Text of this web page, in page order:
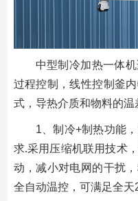
中型制冷加热一体
过程控制，线性控制釜
式，导热介质和物料的温
1、制冷+制热功能
求.采用压缩机联用技术
动，减小对电网的干扰
全自动温控，可满足全天